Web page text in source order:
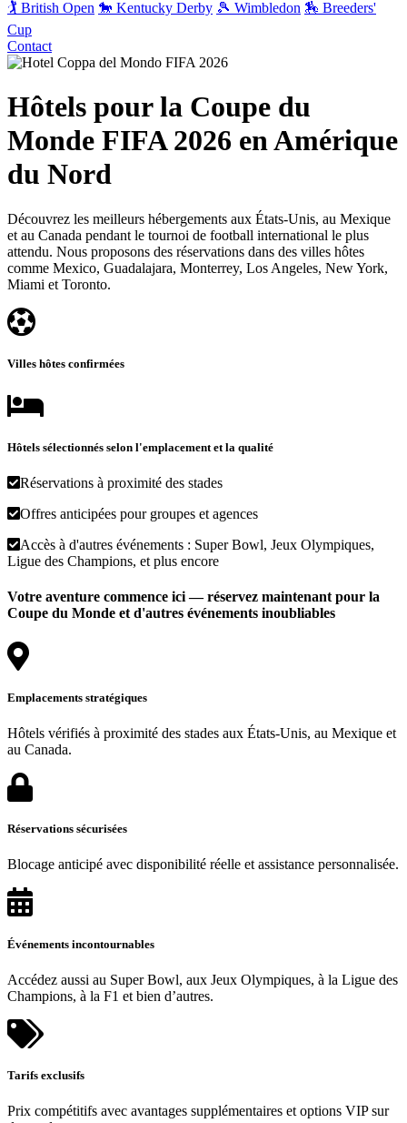
🏌️ British Open 🐎 Kentucky Derby 🎾 Wimbledon 🏇 Breeders'
Cup
Contact
Hôtels pour la Coupe du
Monde FIFA 2026 en Amérique
du Nord
Découvrez les meilleurs hébergements aux États-Unis, au Mexique
et au Canada pendant le tournoi de football international le plus
attendu. Nous proposons des réservations dans des villes hôtes
comme Mexico, Guadalajara, Monterrey, Los Angeles, New York,
Miami et Toronto.
Villes hôtes confirmées
Hôtels sélectionnés selon l'emplacement et la qualité
Réservations à proximité des stades
Offres anticipées pour groupes et agences
Accès à d'autres événements : Super Bowl, Jeux Olympiques,
Ligue des Champions, et plus encore
Votre aventure commence ici — réservez maintenant pour la
Coupe du Monde et d'autres événements inoubliables
Emplacements stratégiques
Hôtels vérifiés à proximité des stades aux États-Unis, au Mexique et
au Canada.
Réservations sécurisées
Blocage anticipé avec disponibilité réelle et assistance personnalisée.
Événements incontournables
Accédez aussi au Super Bowl, aux Jeux Olympiques, à la Ligue des
Champions, à la F1 et bien d’autres.
Tarifs exclusifs
Prix compétitifs avec avantages supplémentaires et options VIP sur